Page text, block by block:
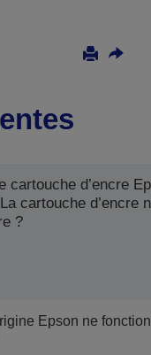
cartouche d’encre
cartouche d’encre
?
Epson ne